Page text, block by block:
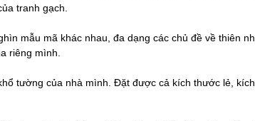
tranh gạch.
mẫu mã khác nhau, đa dạng các chủ đề về thiên
riêng mình.
tường của nhà mình. Đặt được cả kích thước lẻ,